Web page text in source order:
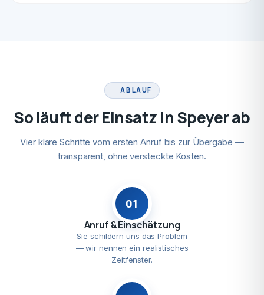
ABLAUF
So läuft der Einsatz in Speyer ab
Vier klare Schritte vom ersten Anruf bis zur Übergabe —
transparent, ohne versteckte Kosten.
01
Anruf & Einschätzung
Sie schildern uns das Problem
— wir nennen ein realistisches
Zeitfenster.